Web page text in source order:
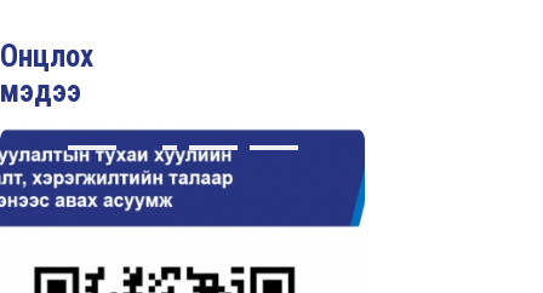
Онцлох
мэдээ